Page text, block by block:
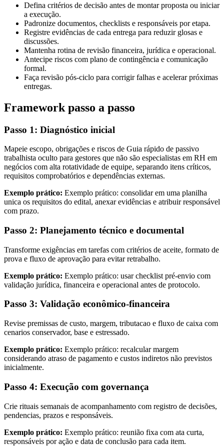
Defina critérios de decisão antes de montar proposta ou iniciar
a execução.
Padronize documentos, checklists e responsáveis por etapa.
Registre evidências de cada entrega para reduzir glosas e
discussões.
Mantenha rotina de revisão financeira, jurídica e operacional.
Antecipe riscos com plano de contingência e comunicação
formal.
Faça revisão pós-ciclo para corrigir falhas e acelerar próximas
entregas.
Framework passo a passo
Passo 1: Diagnóstico inicial
Mapeie escopo, obrigações e riscos de Guia rápido de passivo
trabalhista oculto para gestores que não são especialistas em RH em
negócios com alta rotatividade de equipe, separando itens críticos,
requisitos comprobatórios e dependências externas.
Exemplo prático: Exemplo prático: consolidar em uma planilha
unica os requisitos do edital, anexar evidências e atribuir responsável
com prazo.
Passo 2: Planejamento técnico e documental
Transforme exigências em tarefas com critérios de aceite, formato de
prova e fluxo de aprovação para evitar retrabalho.
Exemplo prático: Exemplo prático: usar checklist pré-envio com
validação jurídica, financeira e operacional antes de protocolo.
Passo 3: Validação econômico-financeira
Revise premissas de custo, margem, tributacao e fluxo de caixa com
cenarios conservador, base e estressado.
Exemplo prático: Exemplo prático: recalcular margem
considerando atraso de pagamento e custos indiretos não previstos
inicialmente.
Passo 4: Execução com governança
Crie rituais semanais de acompanhamento com registro de decisões,
pendencias, prazos e responsáveis.
Exemplo prático: Exemplo prático: reunião fixa com ata curta,
responsáveis por ação e data de conclusão para cada item.